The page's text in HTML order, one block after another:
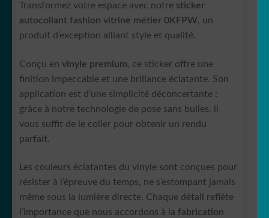
Transformez votre espace avec notre sticker
autocollant fashion vitrine métier 0KFPW, un
produit d’exception alliant style et qualité.
Conçu en vinyle premium, ce sticker offre une
finition impeccable et une brillance éclatante. Son
application est d’une simplicité déconcertante :
grâce à notre technologie de pose sans bulles, il
vous suffit de le coller pour obtenir un rendu
parfait.
Les couleurs éclatantes du vinyle sont conçues pour
résister à l’épreuve du temps, ne s’estompant jamais
même sous la lumière directe. Chaque détail reflète
l’importance que nous accordons à la fabrication